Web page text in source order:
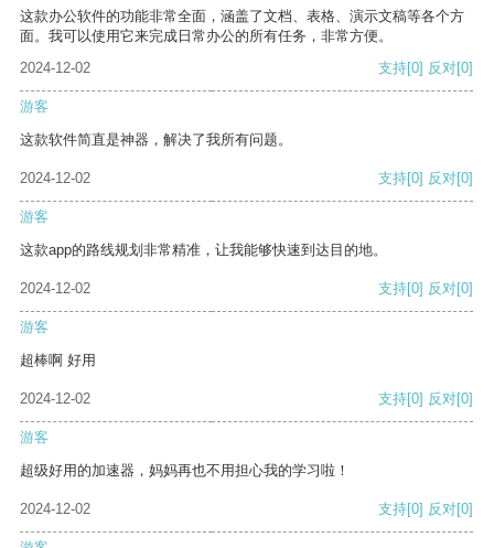
这款办公软件的功能非常全面，涵盖了文档、表格、演示文稿等各个方
面。我可以使用它来完成日常办公的所有任务，非常方便。
2024-12-02
支持[0] 反对[0]
游客
这款软件简直是神器，解决了我所有问题。
2024-12-02 支持[0] 反对[0]
游客
这款app的路线规划非常精准，让我能够快速到达目的地。
2024-12-02 支持[0] 反对[0]
游客
超棒啊 好用
2024-12-02 支持[0] 反对[0]
游客
超级好用的加速器，妈妈再也不用担心我的学习啦！
2024-12-02 支持[0] 反对[0]